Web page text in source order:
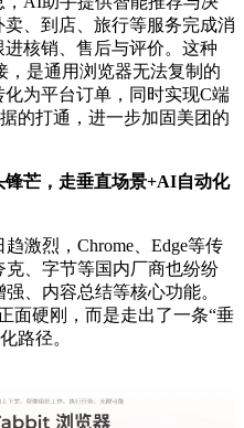
、到店、旅行等服务完成消
核销、售后与评价。这种
，是通用浏览器无法复制的
为平台订单，同时实现C端
的打通，进一步加固美团的
芒，走垂直场景+AI自动化
烈，Chrome、Edge等传
、字节等国内厂商也纷纷
、内容总结等核心功能。
面硬刚，而是走出了一条“垂
路径。